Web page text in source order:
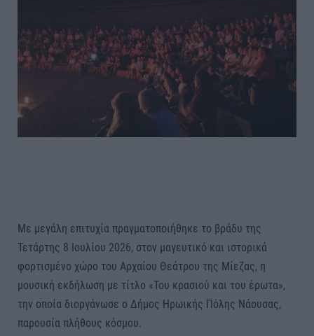
Με μεγάλη επιτυχία πραγματοποιήθηκε το βράδυ της
Τετάρτης 8 Ιουλίου 2026, στον μαγευτικό και ιστορικά
φορτισμένο χώρο του Αρχαίου Θεάτρου της Μίεζας, η
μουσική εκδήλωση με τίτλο «Του κρασιού και του έρωτα»,
την οποία διοργάνωσε ο Δήμος Ηρωικής Πόλης Νάουσας,
παρουσία πλήθους κόσμου.